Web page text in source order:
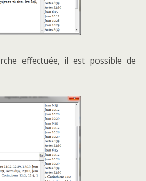
effectuée, il est possible de